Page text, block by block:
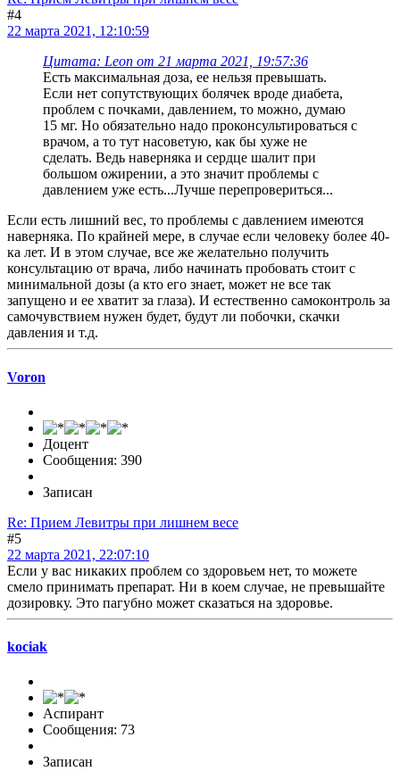
#4
22 марта 2021, 12:10:59
Цитата: Leon от 21 марта 2021, 19:57:36
Есть максимальная доза, ее нельзя превышать.
Если нет сопутствующих болячек вроде диабета,
проблем с почками, давлением, то можно, думаю
15 мг. Но обязательно надо проконсультироваться с
врачом, а то тут насоветую, как бы хуже не
сделать. Ведь наверняка и сердце шалит при
большом ожирении, а это значит проблемы с
давлением уже есть...Лучше перепровериться...
Если есть лишний вес, то проблемы с давлением имеются
наверняка. По крайней мере, в случае если человеку более 40-
ка лет. И в этом случае, все же желательно получить
консультацию от врача, либо начинать пробовать стоит с
минимальной дозы (а кто его знает, может не все так
запущено и ее хватит за глаза). И естественно самоконтроль за
самочувствием нужен будет, будут ли побочки, скачки
давления и т.д.
Voron
Доцент
Сообщения: 390
Записан
Re: Прием Левитры при лишнем весе
#5
22 марта 2021, 22:07:10
Если у вас никаких проблем со здоровьем нет, то можете
смело принимать препарат. Ни в коем случае, не превышайте
дозировку. Это пагубно может сказаться на здоровье.
kociak
Аспирант
Сообщения: 73
Записан